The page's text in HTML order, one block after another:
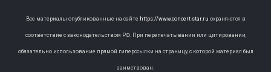
Все материалы опубликованные на сайте https://www.concert-star.ru охраняются в
соответствие с законодательством РФ. При перепечатывании или цитировании,
обязательно использование прямой гиперссылки на страницу, с которой материал был
заимствован.